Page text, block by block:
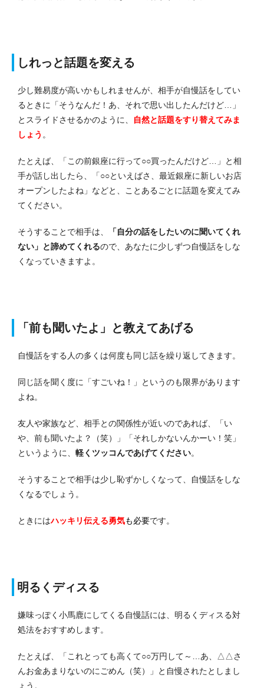
しれっと話題を変える
少し難易度が高いかもしれませんが、相手が自慢話をしてい
るときに「そうなんだ！あ、それで思い出したんだけど…」
とスライドさせるかのように、
自然と話題をすり替えてみま
しょう 。
たとえば、「この前銀座に行って○○買ったんだけど…」と相
手が話し出したら、「○○といえばさ、最近銀座に新しいお店
オープンしたよね」などと、ことあるごとに話題を変えてみ
てください。
そうすることで相手は、
「自分の話をしたいのに聞いてくれ
ない」と諦めてくれるので、あなたに少しずつ自慢話をしな
くなっていきますよ。
「前も聞いたよ」と教えてあげる
自慢話をする人の多くは何度も同じ話を繰り返してきます。
同じ話を聞く度に「すごいね！」というのも限界があります
よね。
友人や家族など、相手との関係性が近いのであれば、「い
や、前も聞いたよ？（笑）」「それしかないんかーい！笑」
というように、 軽くツッコんであげてください。
そうすることで相手は少し恥ずかしくなって、自慢話をしな
くなるでしょう。
ときにはハッキリ伝える勇気も必要です。
明るくディスる
嫌味っぽく小馬鹿にしてくる自慢話には、明るくディスる対
処法をおすすめします。
たとえば、「これとっても高くて○○万円して～…あ、△△さ
んお金あまりないのにごめん（笑）」と自慢されたとしまし
ょう。